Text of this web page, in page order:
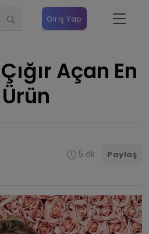
Giriş Yap
Açan En
5 dk Paylaş